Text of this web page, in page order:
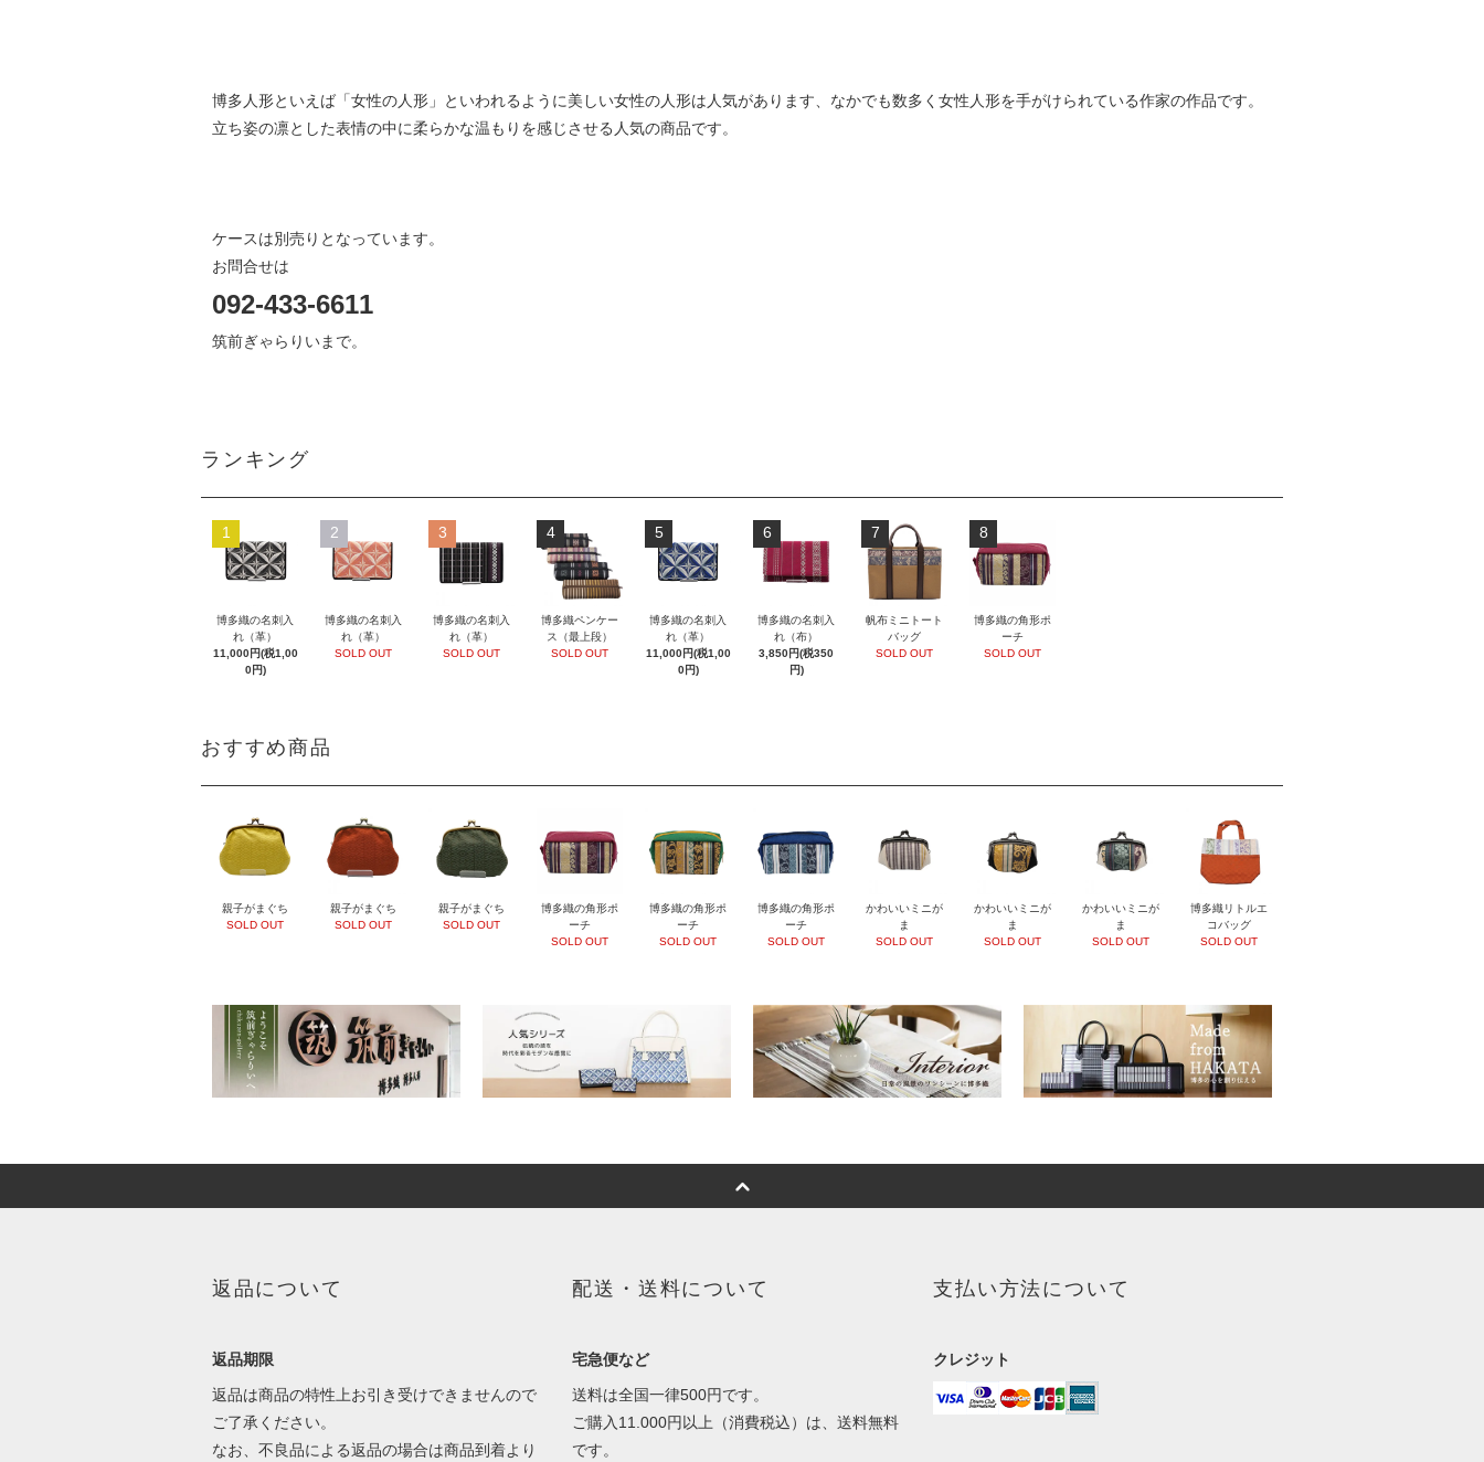
博多人形といえば「女性の人形」といわれるように美しい女性の人形は人気があります、なかでも数多く女性人形を手がけられている作家の作品です。
立ち姿の凛とした表情の中に柔らかな温もりを感じさせる人気の商品です。
ケースは別売りとなっています。
お問合せは
092-433-6611
筑前ぎゃらりいまで。
ランキング
1
博多織の名刺入
れ（革）
11,000円(税1,00
0円)
2
博多織の名刺入
れ（革）
SOLD OUT
3
博多織の名刺入
れ（革）
SOLD OUT
4
博多織ペンケー
ス（最上段）
SOLD OUT
5
博多織の名刺入
れ（革）
11,000円(税1,00
0円)
6
博多織の名刺入
れ（布）
3,850円(税350
円)
7
帆布ミニトート
バッグ
SOLD OUT
8
博多織の角形ポ
ーチ
SOLD OUT
おすすめ商品
親子がまぐち
SOLD OUT
親子がまぐち
SOLD OUT
親子がまぐち
SOLD OUT
博多織の角形ポ
ーチ
SOLD OUT
博多織の角形ポ
ーチ
SOLD OUT
博多織の角形ポ
ーチ
SOLD OUT
かわいいミニが
ま
SOLD OUT
かわいいミニが
ま
SOLD OUT
かわいいミニが
ま
SOLD OUT
博多織リトルエ
コバッグ
SOLD OUT
返品について
返品期限
返品は商品の特性上お引き受けできませんので
ご了承ください。
なお、不良品による返品の場合は商品到着より
配送・送料について
宅急便など
送料は全国一律500円です。
ご購入11.000円以上（消費税込）は、送料無料
です。
支払い方法について
クレジット